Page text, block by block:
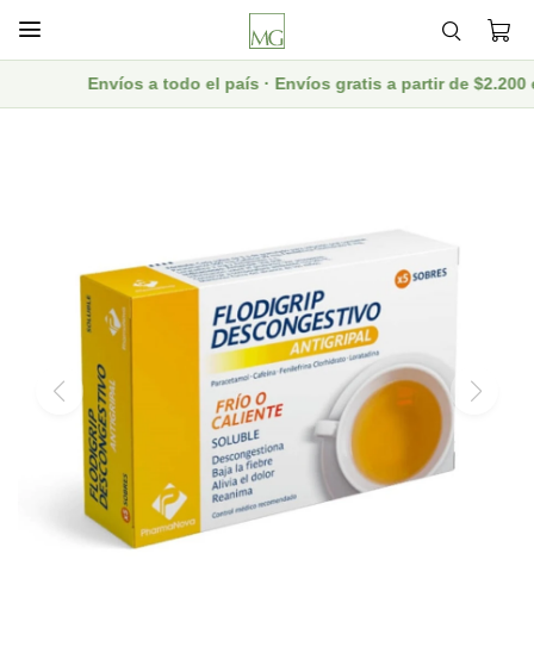

Envíos a todo el país · Envíos gratis a partir de $2.200